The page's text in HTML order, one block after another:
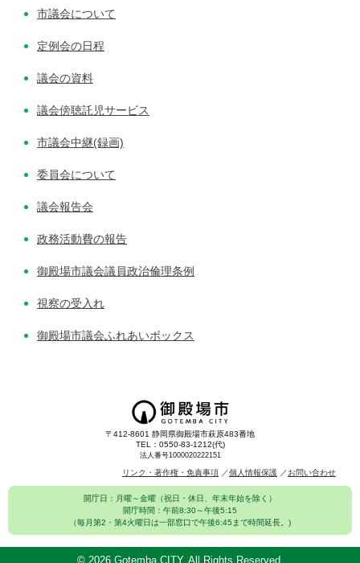
市議会について
定例会の日程
議会の資料
議会傍聴託児サービス
市議会中継(録画)
委員会について
議会報告会
政務活動費の報告
御殿場市議会議員政治倫理条例
視察の受入れ
御殿場市議会ふれあいボックス
〒412-8601 静岡県御殿場市萩原483番地
TEL：0550-83-1212(代)
法人番号1000020222151
リンク・著作権・免責事項 個人情報保護 お問い合わせ
開庁日：月曜～金曜（祝日・休日、年末年始を除く）
開庁時間：午前8:30～午後5:15
（毎月第2・第4火曜日は一部窓口で午後6:45まで時間延長。)
© 2026 Gotemba CITY. All Rights Reserved.